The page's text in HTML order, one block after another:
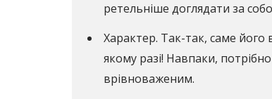
ретельніше доглядати за
Характер. Так-так, саме його
якому разі! Навпаки,
врівноваженим.